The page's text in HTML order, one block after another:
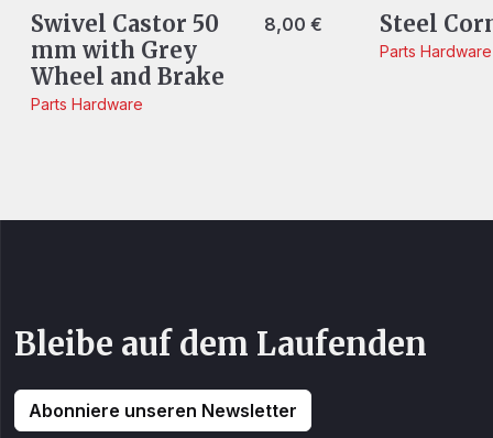
Swivel Castor 50
mm with Grey
Wheel and Brake
Parts Hardware
8,00€ Steel
PartsHardware
Bleibe auf dem Laufenden
Abonniere unseren Newsletter